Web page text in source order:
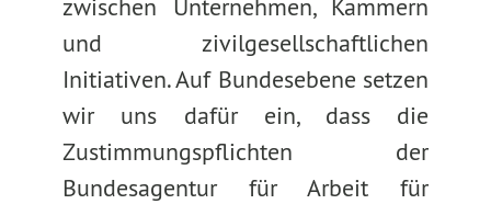
zwischen Unternehmen, Kammern
und zivilgesellschaftlichen
Initiativen. Auf Bundesebene setzen
wir uns dafür ein, dass die
Zustimmungspflichten der
Bundesagentur für Arbeit für